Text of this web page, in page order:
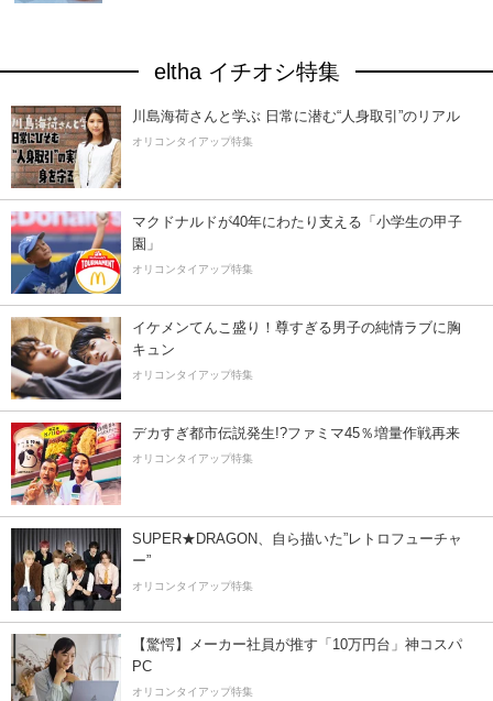
eltha イチオシ特集
川島海荷さんと学ぶ 日常に潜む“人身取引”のリアル
オリコンタイアップ特集
マクドナルドが40年にわたり支える「小学生の甲子
園」
オリコンタイアップ特集
イケメンてんこ盛り！尊すぎる男子の純情ラブに胸
キュン
オリコンタイアップ特集
デカすぎ都市伝説発生!?ファミマ45％増量作戦再来
オリコンタイアップ特集
SUPER★DRAGON、自ら描いた”レトロフューチャ
ー”
オリコンタイアップ特集
【驚愕】メーカー社員が推す「10万円台」神コスパ
PC
オリコンタイアップ特集